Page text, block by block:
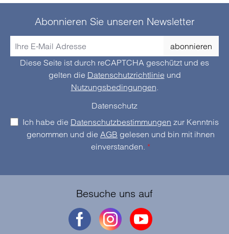
Abonnieren Sie unseren Newsletter
abonnieren
Diese Seite ist durch reCAPTCHA geschützt und es
gelten die Datenschutzrichtlinie und
Nutzungsbedingungen.
Datenschutz
Ich habe die Datenschutzbestimmungen zur Kenntnis
genommen und die AGB gelesen und bin mit ihnen
einverstanden. *
Besuche uns auf